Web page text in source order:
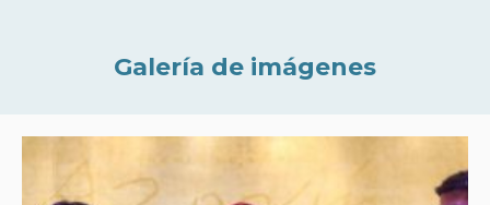
Galería de imágenes